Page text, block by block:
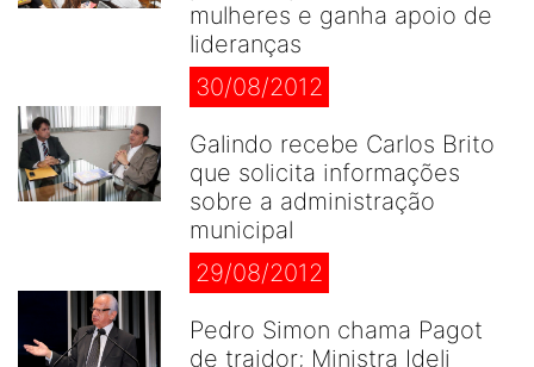
mulheres e ganha apoio de
lideranças
30/08/2012
Galindo recebe Carlos Brito
que solicita informações
sobre a administração
municipal
29/08/2012
Pedro Simon chama Pagot
de traidor; Ministra Ideli